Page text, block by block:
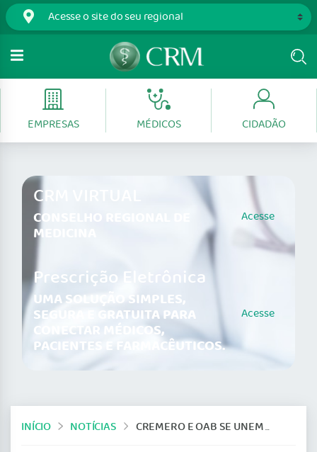
EMPRESAS MÉDICOS CIDADÃO
CRM VIRTUAL
CONSELHO REGIONAL DE
MEDICINA
Acesse
Prescrição Eletrônica
UMA SOLUÇÃO SIMPLES,
SEGURA E GRATUITA PARA
CONECTAR MÉDICOS,
PACIENTES E FARMACÊUTICOS.
Acesse
INÍCIO NOTÍCIAS CREMERO E OAB SE UNEM EM LIVE PARA DISCUTIR SOBRE OS EFEITOS DO ISOLAMENTO SOCIAL NA VIDA DA SOCIEDADE